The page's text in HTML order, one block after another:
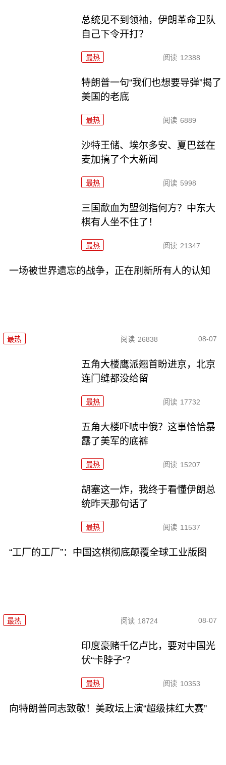
总统见不到领袖，伊朗革命卫队
自己下令开打？
最热 阅读 12388
特朗普一句“我们也想要导弹”揭了
美国的老底
最热 阅读 6889
沙特王储、埃尔多安、夏巴兹在
麦加搞了个大新闻
最热 阅读 5998
三国歃血为盟剑指何方？中东大
棋有人坐不住了！
最热 阅读 21347
一场被世界遗忘的战争，正在刷新所有人的认知
最热 阅读 26838 08-07
五角大楼鹰派翘首盼进京，北京
连门缝都没给留
最热 阅读 17732
五角大楼吓唬中俄？这事恰恰暴
露了美军的底裤
最热 阅读 15207
胡塞这一炸，我终于看懂伊朗总
统昨天那句话了
最热 阅读 11537
“工厂的工厂”：中国这棋彻底颠覆全球工业版图
最热 阅读 18724 08-07
印度豪赌千亿卢比，要对中国光
伏“卡脖子”？
最热 阅读 10353
向特朗普同志致敬！美政坛上演“超级抹红大赛”